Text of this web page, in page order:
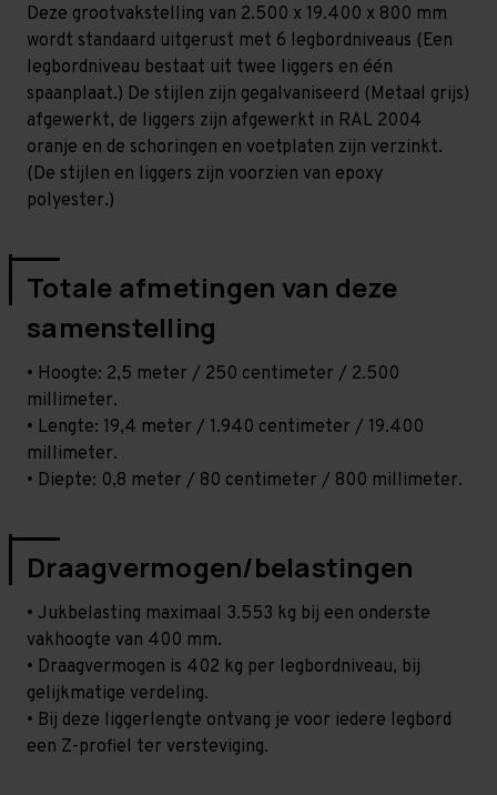
Deze grootvakstelling van 2.500 x 19.400 x 800 mm
wordt standaard uitgerust met 6 legbordniveaus (Een
legbordniveau bestaat uit twee liggers en één
spaanplaat.) De stijlen zijn gegalvaniseerd (Metaal grijs)
afgewerkt, de liggers zijn afgewerkt in RAL 2004
oranje en de schoringen en voetplaten zijn verzinkt.
(De stijlen en liggers zijn voorzien van epoxy
polyester.)
Totale afmetingen van deze
samenstelling
• Hoogte: 2,5 meter / 250 centimeter / 2.500
millimeter.
• Lengte: 19,4 meter / 1.940 centimeter / 19.400
millimeter.
• Diepte: 0,8 meter / 80 centimeter / 800 millimeter.
Draagvermogen/belastingen
• Jukbelasting maximaal 3.553 kg bij een onderste
vakhoogte van 400 mm.
• Draagvermogen is 402 kg per legbordniveau, bij
gelijkmatige verdeling.
• Bij deze liggerlengte ontvang je voor iedere legbord
een Z-profiel ter versteviging.